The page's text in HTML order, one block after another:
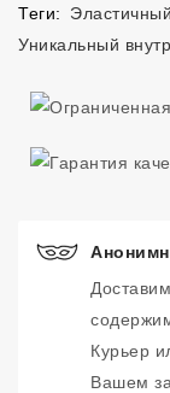
Теги:
Уникальный
Курьер
Вашем